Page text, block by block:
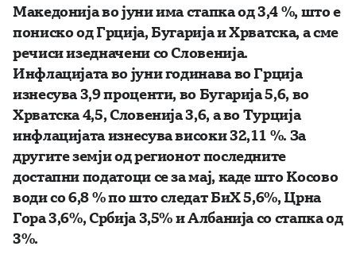
Македонија во јуни има стапка од 3,4 %, што е
пониско од Грција, Бугарија и Хрватска, а сме
речиси изедначени со Словенија.
Инфлацијата во јуни годинава во Грција
изнесува 3,9 проценти, во Бугарија 5,6, во
Хрватска 4,5, Словенија 3,6, а во Турција
инфлацијата изнесува високи 32,11 %. За
другите земји од регионот последните
достапни податоци се за мај, каде што Косово
води со 6,8 % по што следат БиХ 5,6%, Црна
Гора 3,6%, Србија 3,5% и Албанија со стапка од
3%.